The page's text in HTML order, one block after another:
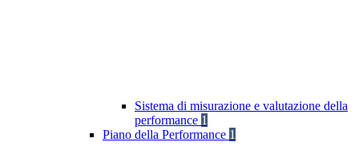
Sistema di misurazione e valutazione della
performance 1
Piano della Performance 1